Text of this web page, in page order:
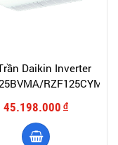
Daikin Inverter
45.198.000 đ